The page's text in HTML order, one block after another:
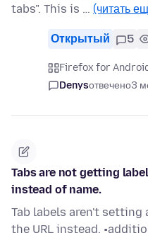
tabs". This is … (читать
Открытый 5
Firefox for
Denysотвечено3
Tabs are not getting
instead of name.
Tab labels aren't
the URL instead.